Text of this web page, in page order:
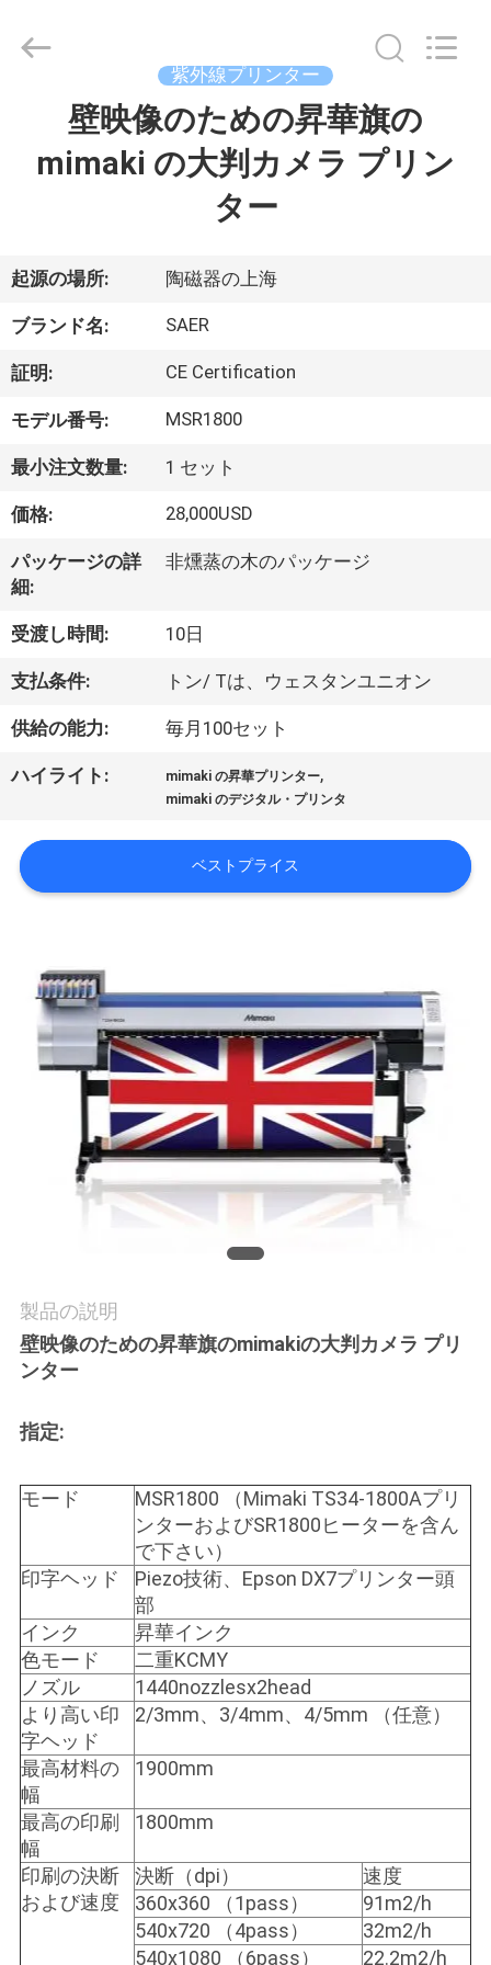
製
品
ビ
デ
企
報
会
案
合
わ
せ
ニ
ー
ス
す
べ
て
の
場
合
2015
紫外線プリンター
壁映像のための昇華旗の
mimaki の大判カメラ プリン
ター
起源の場所: 陶磁器の上海
ブランド名: SAER
証明: CE Certification
モデル番号: MSR1800
最小注文数量: 1 セット
価格: 28,000USD
パッケージの詳
細:
非燻蒸の木のパッケージ
受渡し時間: 10日
支払条件: トン/ Tは、ウェスタンユニオン
供給の能力: 毎月100セット
ハイライト: mimaki の昇華プリンター,
mimaki のデジタル・プリンタ
ベストプライス
製品の説明
壁映像のための昇華旗のmimakiの大判カメラ プリ
ンター
指定:
モード
MSR1800 （Mimaki TS34-1800Aプリ
ンターおよびSR1800ヒーターを含ん
で下さい）
印字ヘッド
Piezo技術、Epson DX7プリンター頭
部
インク
昇華インク
色モード
二重KCMY
ノズル
1440nozzlesx2head
より高い印
字ヘッド
2/3mm、3/4mm、4/5mm （任意）
最高材料の
幅
1900mm
最高の印刷
幅
1800mm
印刷の決断
および速度
決断（dpi）
速度
360x360 （1pass）
91m2/h
540x720 （4pass）
32m2/h
540x1080 （6pass）
22.2m2/h